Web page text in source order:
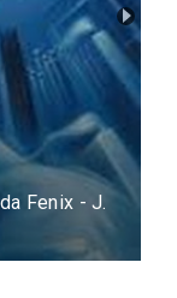
para
Riggs